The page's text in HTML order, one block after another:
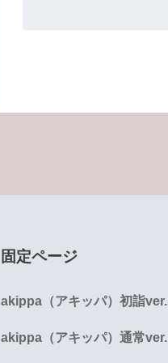
固定ページ
akippa（アキッパ）初詣ver.
akippa（アキッパ）通常ver.